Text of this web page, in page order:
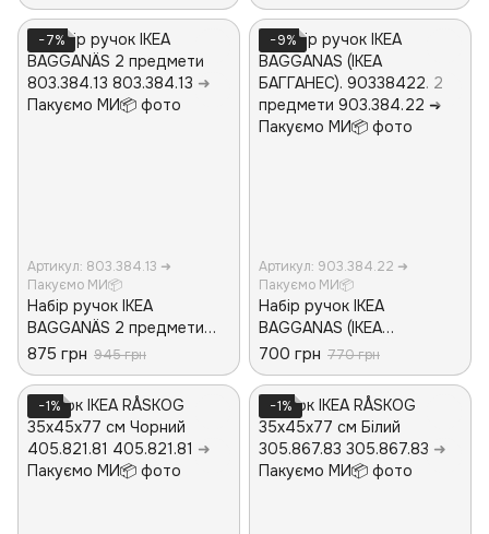
−7%
Артикул: 803.384.13 ➜
Пакуємо МИ📦
Набір ручок IKEA
BAGGANÄS 2 предмети
803.384.13
875 грн 945 грн
−9%
Артикул: 903.384.22 ➜
Пакуємо МИ📦
Набір ручок IKEA
BAGGANAS (ІКЕА
БАГГАНЕС). 90338422. 2
предмети
700 грн 770 грн
−1% −1%